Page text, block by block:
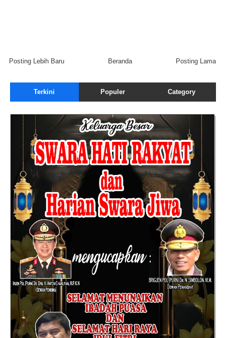
Posting Lebih Baru Posting Lama
Beranda
Terkini Populer Category